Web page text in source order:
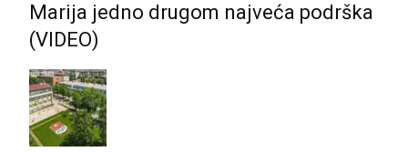
Marija jedno drugom najveća podrška
(VIDEO)